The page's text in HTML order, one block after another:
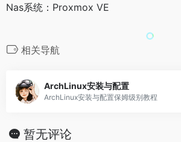
Nas系统：Proxmox VE
相关导航
ArchLinux安装与配置
ArchLinux安装与配置保姆级别教程
暂无评论